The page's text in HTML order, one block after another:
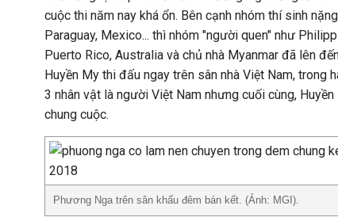
cuộc thi năm nay khá ổn. Bên cạnh nhóm thí sinh
Paraguay, Mexico... thì nhóm "người quen" như
Puerto Rico, Australia và chủ nhà Myanmar đã lên
Huyền My thi đấu ngay trên sân nhà Việt Nam, trong
3 nhân vật là người Việt Nam nhưng cuối cùng,
chung cuộc.
Phương Nga trên sân khấu đêm bán kết. (Ảnh: MGI).